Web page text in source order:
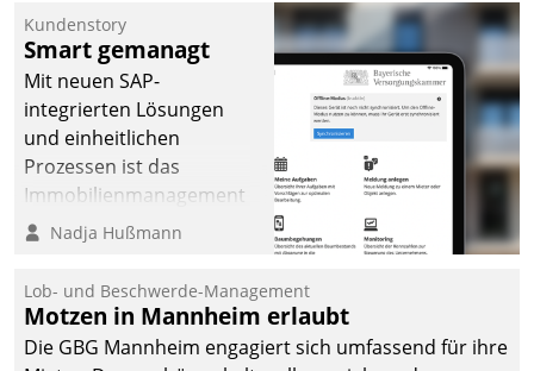
Kundenstory
Smart gemanagt
Mit neuen SAP-
integrierten Lösungen
und einheitlichen
Prozessen ist das
Immobilienmanagement
der Bayerischen
Ressort Kapitalanlage für
künftige Aufgaben und
Herausforderungen
Nadja Hußmann
Lob- und Beschwerde-Management
Motzen in Mannheim erlaubt
Die GBG Mannheim engagiert sich umfassend für ihre